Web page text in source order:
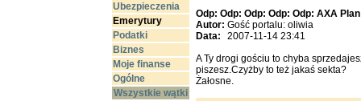
Ubezpieczenia
Emerytury
Podatki
Biznes
Moje finanse
Ogólne
Wszystkie wątki
Odp: Odp: Odp: Odp: Odp: AXA
Autor: Gość portalu: oliwia
Data:
2007-11-14 23:41
A Ty drogi gościu to chyba
piszesz.Czyżby to też jakaś sekta?
Żałosne.